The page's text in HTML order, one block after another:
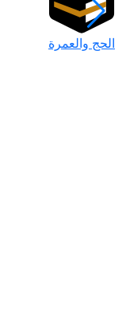
الحج والعمرة